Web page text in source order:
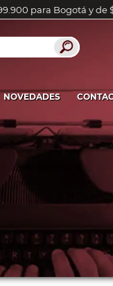
para Bogotá y de
NOVEDADES